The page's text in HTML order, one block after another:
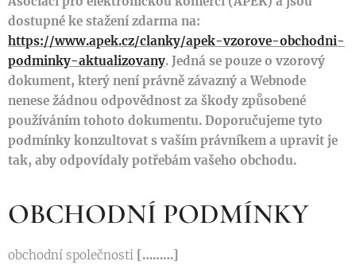
dostupné ke stažení zdarma na:
https://www.apek.cz/clanky/apek-vzorove-obchodni-
podminky-aktualizovany. Jedná se pouze o vzorový
dokument, který není právně závazný a Webnode
nenese žádnou odpovědnost za škody způsobené
používáním tohoto dokumentu. Doporučujeme tyto
podmínky konzultovat s vaším právníkem a upravit je
tak, aby odpovídaly potřebám vašeho obchodu.
OBCHODNÍ PODMÍNKY
obchodní společnosti [………]